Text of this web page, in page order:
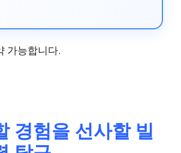
가능합니다.
경험을 선사할 빌